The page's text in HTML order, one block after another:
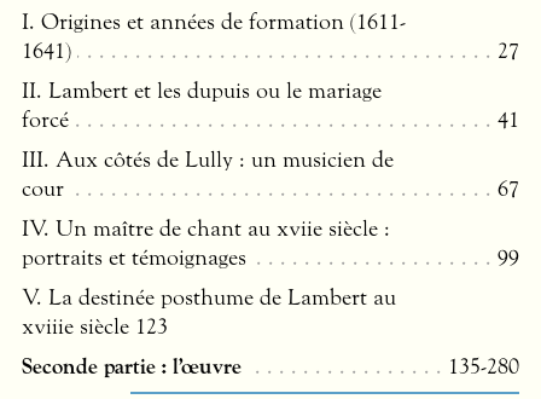
I. Origines et années de formation (1611-
1641)
27
II. Lambert et les dupuis ou le mariage
forcé
41
III. Aux côtés de Lully : un musicien de
cour
67
IV. Un maître de chant au xviie siècle :
portraits et témoignages
99
V. La destinée posthume de Lambert au
xviiie siècle 123
Seconde partie : l’œuvre
135-280